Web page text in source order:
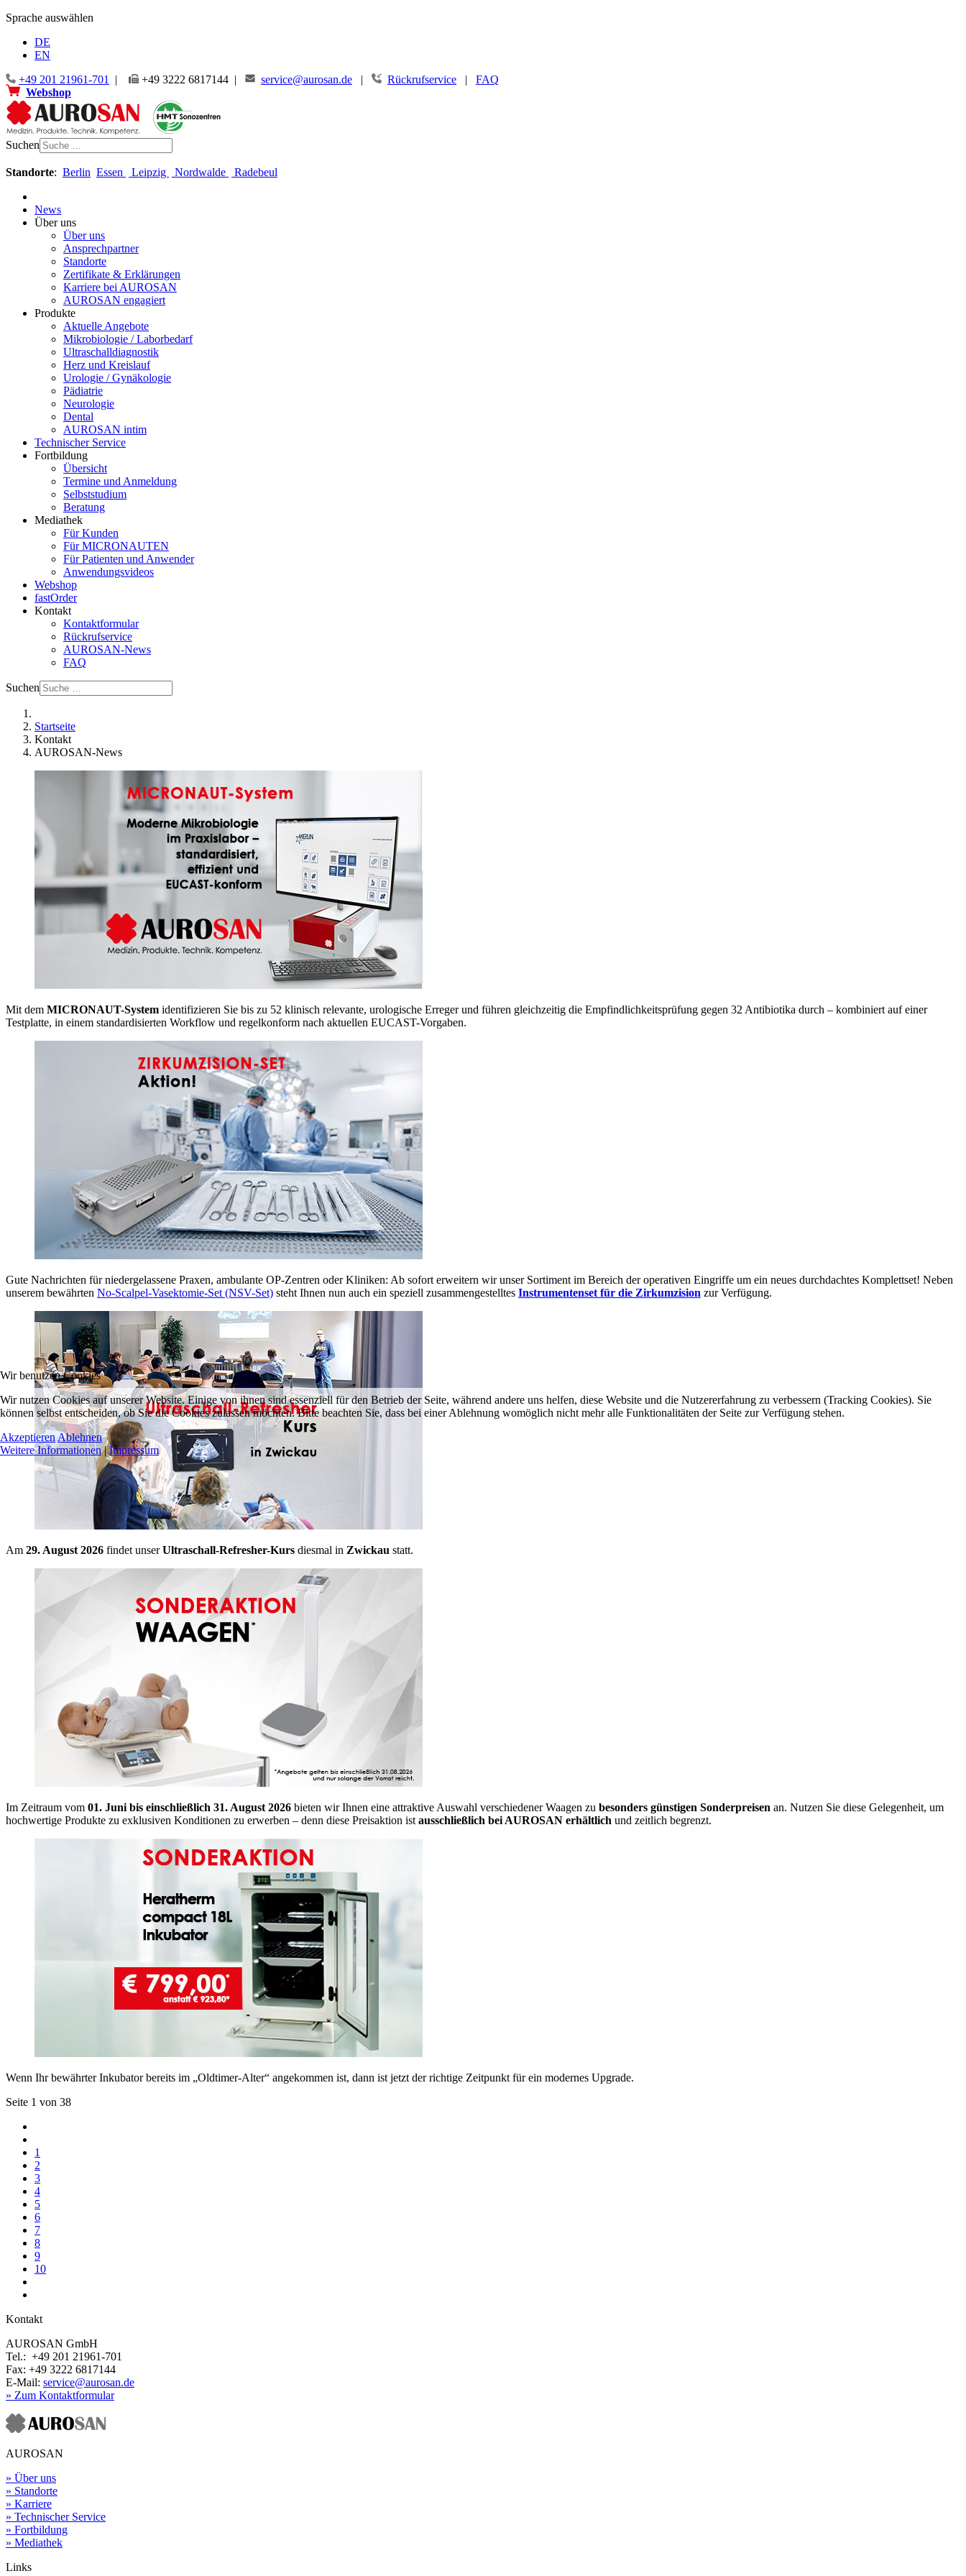
Sprache auswählen
DE
EN
+49 201 21961-701
| +49 3222 6817144 | service@aurosan.de | Rückrufservice |
FAQ
Webshop
Suchen
Standorte: Berlin Essen Leipzig Nordwalde Radebeul
News
Über uns
Über uns
Ansprechpartner
Standorte
Zertifikate & Erklärungen
Karriere bei AUROSAN
AUROSAN engagiert
Produkte
Aktuelle Angebote
Mikrobiologie / Laborbedarf
Ultraschalldiagnostik
Herz und Kreislauf
Urologie / Gynäkologie
Pädiatrie
Neurologie
Dental
AUROSAN intim
Technischer Service
Fortbildung
Übersicht
Termine und Anmeldung
Selbststudium
Beratung
Mediathek
Für Kunden
Für MICRONAUTEN
Für Patienten und Anwender
Anwendungsvideos
Webshop
fastOrder
Kontakt
Kontaktformular
Rückrufservice
AUROSAN-News
FAQ
Suchen
Startseite
Kontakt
AUROSAN-News
Mit dem MICRONAUT-System identifizieren Sie bis zu 52 klinisch relevante, urologische Erreger und führen gleichzeitig die Empfindlichkeitsprüfung gegen 32 Antibiotika durch – kombiniert auf einer
Testplatte, in einem standardisierten Workflow und regelkonform nach aktuellen EUCAST-Vorgaben.
Gute Nachrichten für niedergelassene Praxen, ambulante OP-Zentren oder Kliniken: Ab sofort erweitern wir unser Sortiment im Bereich der operativen Eingriffe um ein neues durchdachtes Komplettset! Neben
unserem bewährten No-Scalpel-Vasektomie-Set (NSV-Set) steht Ihnen nun auch ein speziell zusammengestelltes Instrumentenset für die Zirkumzision zur Verfügung.
Am 29. August 2026 findet unserUltraschall-Refresher-Kurs diesmal in Zwickau statt.
Im Zeitraum vom 01. Juni bis einschließlich 31. August 2026 bieten wir Ihnen eine attraktive Auswahl verschiedener Waagen zu besonders günstigen Sonderpreisen an. Nutzen Sie diese Gelegenheit, um
hochwertige Produkte zu exklusiven Konditionen zu erwerben – denn diese Preisaktion ist ausschließlich bei AUROSAN erhältlich und zeitlich begrenzt.
Wenn Ihr bewährter Inkubator bereits im „Oldtimer-Alter“ angekommen ist, dann ist jetzt der richtige Zeitpunkt für ein modernes Upgrade.
Seite 1 von 38
1
2
3
4
5
6
7
8
9
10
Kontakt
AUROSAN GmbH
Tel.: +49 201 21961-701
Fax: +49 3222 6817144
E-Mail: service@aurosan.de
» Zum Kontaktformular
AUROSAN
» Über uns
» Standorte
» Karriere
» Technischer Service
» Fortbildung
» Mediathek
Links
Wir benutzen Cookies
Wir nutzen Cookies auf unserer Website. Einige von ihnen sind essenziell für den Betrieb der Seite, während andere uns helfen, diese Website und die Nutzererfahrung zu verbessern (Tracking Cookies). Sie
können selbst entscheiden, ob Sie die Cookies zulassen möchten. Bitte beachten Sie, dass bei einer Ablehnung womöglich nicht mehr alle Funktionalitäten der Seite zur Verfügung stehen.
Akzeptieren Ablehnen
Weitere Informationen|Impressum